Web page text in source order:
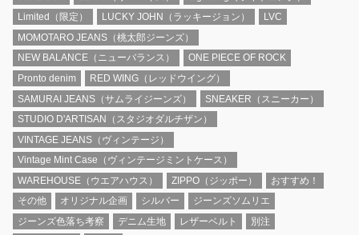
Limited（限定）
LUCKY JOHN（ラッキージョン）
LVC
MOMOTARO JEANS（桃太郎ジーンズ）
NEW BALANCE（ニューバランス）
ONE PIECE OF ROCK
Pronto denim
RED WING（レッドウイング）
SAMURAI JEANS（サムライジーンズ）
SNEAKER（スニーカー）
STUDIO D'ARTISAN（スタジオダルチザン）
VINTAGE JEANS（ヴィンテージ）
Vintage Mint Case（ヴィンテージミントケース）
WAREHOUSE（ウエアハウス）
ZIPPO（ジッポー）
おすすめ！
その他
オリジナル企画 シルバー
ジーンズソムリエ
ジーンズ色落ち考察
デニム生地 レザーベルト
別注